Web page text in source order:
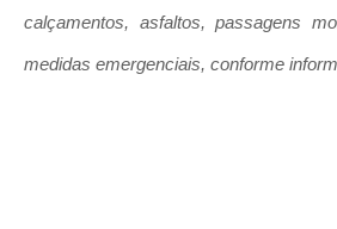
calçamentos, asfaltos, passagens
medidas emergenciais, conforme